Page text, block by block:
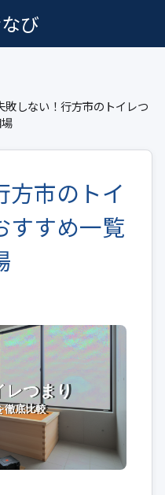
び
敗しない！行方市のトイレつ
方市のトイ
すすめ一覧